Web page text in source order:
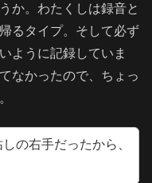
か。わたくしは録音と
るタイプ。そして必ず
ように記録していま
なかったので、ちょっ
の右手だったから、